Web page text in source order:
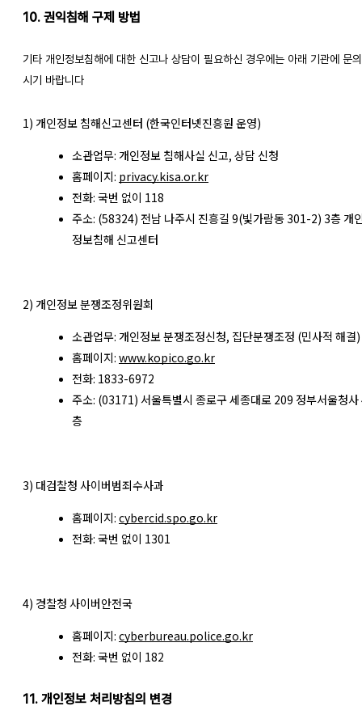
10. 권익침해 구제 방법
기타 개인정보침해에 대한 신고나 상담이 필요하신 경우에는 아래 기관에 문
시기 바랍니다
1) 개인정보 침해신고센터 (한국인터넷진흥원 운영)
소관업무: 개인정보 침해사실 신고, 상담 신청
홈페이지: privacy.kisa.or.kr
전화: 국번 없이 118
주소: (58324) 전남 나주시 진흥길 9(빛가람동 301-2) 3층 개
정보침해 신고센터
2) 개인정보 분쟁조정위원회
소관업무: 개인정보 분쟁조정신청, 집단분쟁조정 (민사적 해결)
홈페이지: www.kopico.go.kr
전화: 1833-6972
주소: (03171) 서울특별시 종로구 세종대로 209 정부서울청사
층
3) 대검찰청 사이버범죄수사과
홈페이지: cybercid.spo.go.kr
전화: 국번 없이 1301
4) 경찰청 사이버안전국
홈페이지: cyberbureau.police.go.kr
전화: 국번 없이 182
11. 개인정보 처리방침의 변경